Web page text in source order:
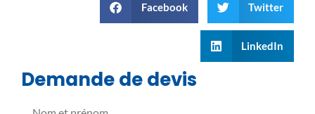
Facebook Twitter
LinkedIn
Demande de devis